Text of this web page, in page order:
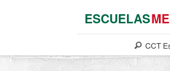
ESCUELAS
CCT